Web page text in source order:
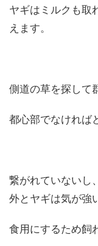
ヤギはミルクも取
えます。
側道の草を探して
都心部でなければ
繋がれていないし
外とヤギは気が強
食用にするため飼